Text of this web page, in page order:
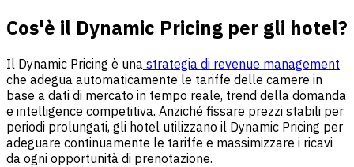
Cos'è il Dynamic Pricing per gli hotel?
Il Dynamic Pricing è una strategia di revenue management
che adegua automaticamente le tariffe delle camere in
base a dati di mercato in tempo reale, trend della domanda
e intelligence competitiva. Anziché fissare prezzi stabili per
periodi prolungati, gli hotel utilizzano il Dynamic Pricing per
adeguare continuamente le tariffe e massimizzare i ricavi
da ogni opportunità di prenotazione.